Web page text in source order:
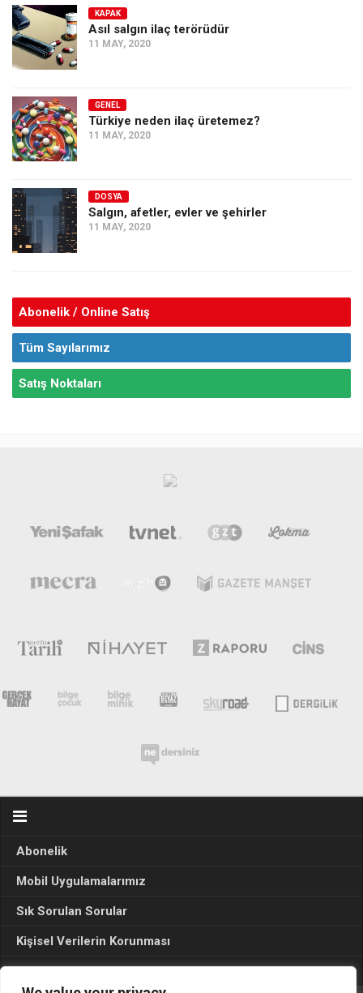
KAPAK
Asıl salgın ilaç terörüdür
11 MAY, 2020
GENEL
Türkiye neden ilaç üretemez?
11 MAY, 2020
DOSYA
Salgın, afetler, evler ve şehirler
11 MAY, 2020
Abonelik / Online Satış
Tüm Sayılarımız
Satış Noktaları
Abonelik
Mobil Uygulamalarımız
Sık Sorulan Sorular
Kişisel Verilerin Korunması
Seçim Sonuçları 2024